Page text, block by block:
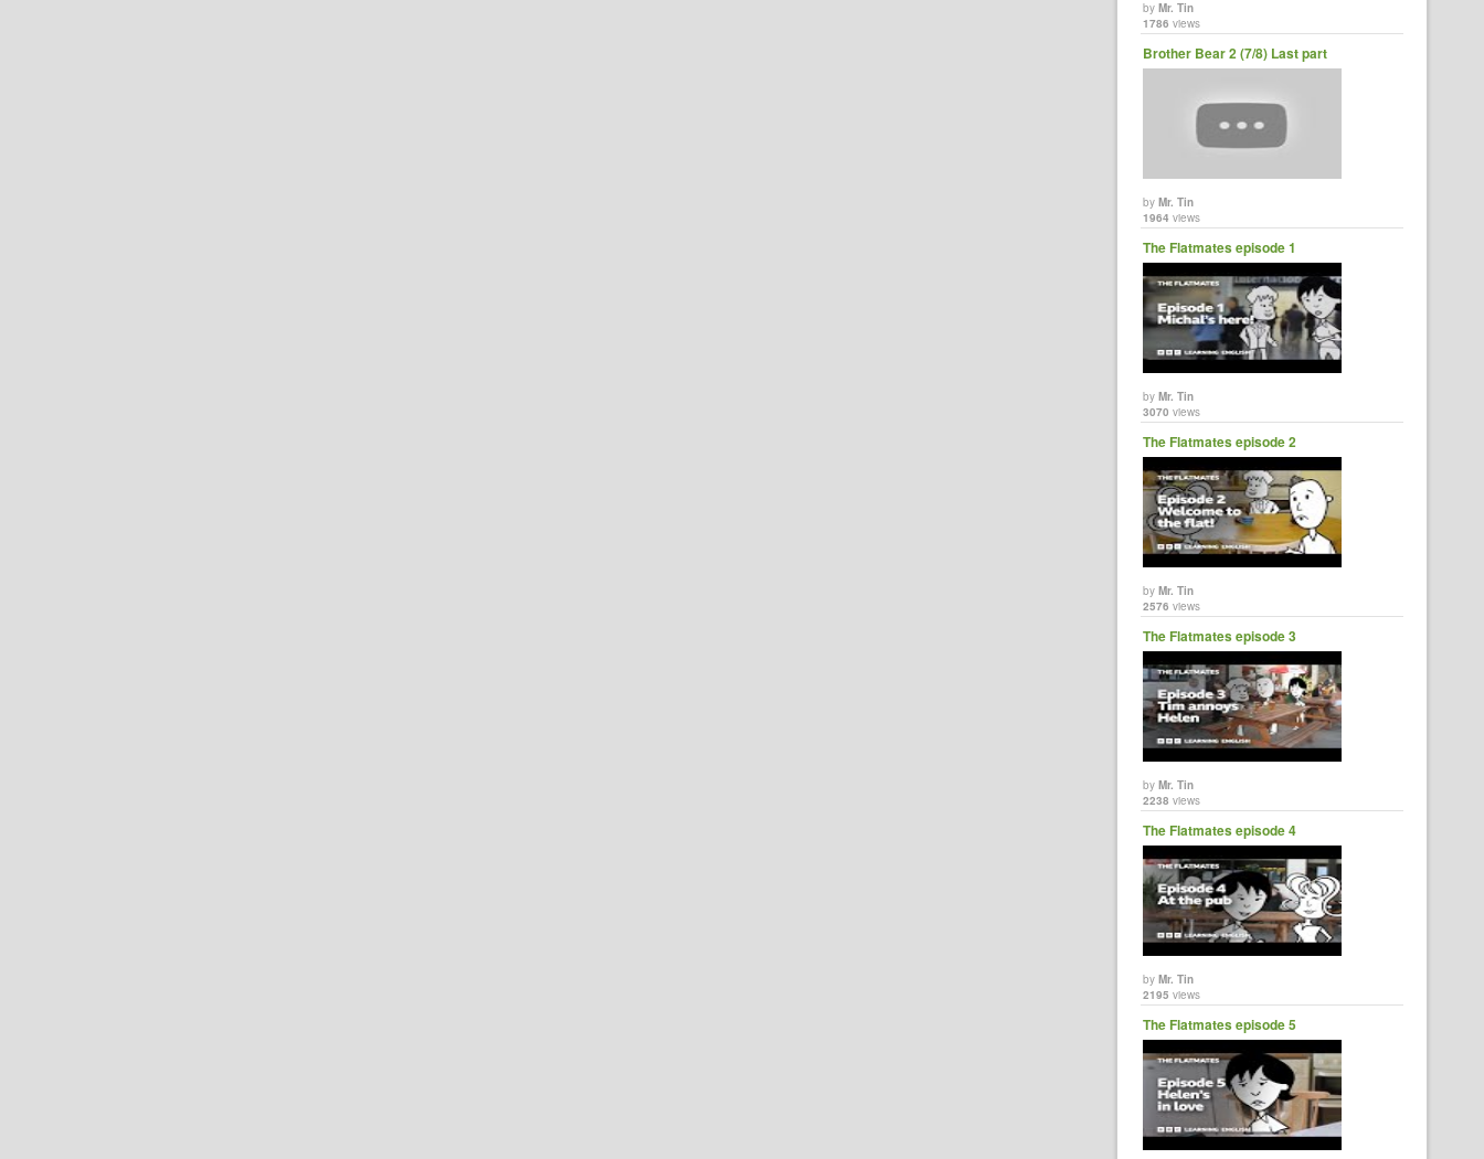
byMr. Tin
1786 views
Brother Bear 2 (7/8) Last part
byMr. Tin
1964 views
The Flatmates episode 1
byMr. Tin
3070 views
The Flatmates episode 2
byMr. Tin
2576 views
The Flatmates episode 3
byMr. Tin
2238 views
The Flatmates episode 4
byMr. Tin
2195 views
The Flatmates episode 5